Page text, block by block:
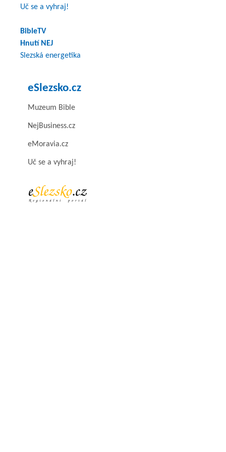
Uč se a vyhraj!
BibleTV
Hnutí NEJ
Slezská energetika
eSlezsko.cz
Muzeum Bible
NejBusiness.cz
eMoravia.cz
Uč se a vyhraj!